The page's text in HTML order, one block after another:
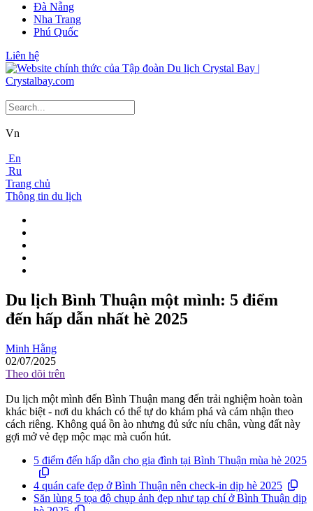
Đà Nẵng
Nha Trang
Phú Quốc
Liên hệ
Vn
En
Ru
Trang chủ
Thông tin du lịch
Du lịch Bình Thuận một mình: 5 điểm
đến hấp dẫn nhất hè 2025
Minh Hằng
02/07/2025
Theo dõi trên
Du lịch một mình đến Bình Thuận mang đến trải nghiệm hoàn toàn
khác biệt - nơi du khách có thể tự do khám phá và cảm nhận theo
cách riêng. Không quá ồn ào nhưng đủ sức níu chân, vùng đất này
gợi mở vẻ đẹp mộc mạc mà cuốn hút.
5 điểm đến hấp dẫn cho gia đình tại Bình Thuận mùa hè 2025
4 quán cafe đẹp ở Bình Thuận nên check-in dịp hè 2025
Săn lùng 5 tọa độ chụp ảnh đẹp như tạp chí ở Bình Thuận dịp